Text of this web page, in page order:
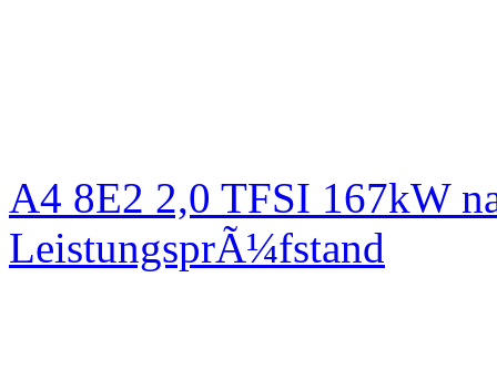
A4 8E2 2,0 TFSI 167kW
LeistungsprÃ¼fstand